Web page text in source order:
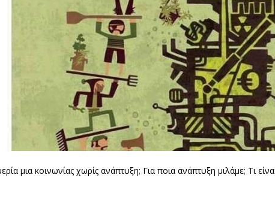
μια κοινωνίας χωρίς ανάπτυξη; Για ποια ανάπτυξη μιλάμε; Τι